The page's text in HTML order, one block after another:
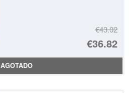
€43.02
El
€36.82
El
AGOTADO